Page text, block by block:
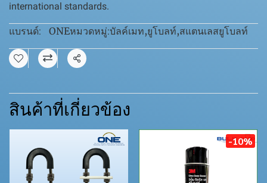
international standards.
แบรนด์: ONEหมวดหมู่:บัลค์เมท,ยูโบลท์,สแตนเลสยูโบลท์
แชร์
สินค้าที่เกี่ยวข้อง
-10%